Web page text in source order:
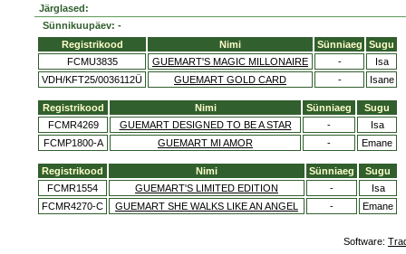
Järglased:
Sünnikuupäev: -
Registrikood
Nimi Sünniaeg
Sugu
FCMU3835
GUEMART'S MAGIC MILLONAIRE -
Isa
VDH/KFT25/0036112Ü
GUEMART GOLD CARD - Isane
Registrikood Nimi Sünniaeg
Sugu
FCMR4269
GUEMART DESIGNED TO BE A STAR -
Isa
FCMP1800-A
GUEMART MI AMOR - Emane
Registrikood Nimi Sünniaeg
Sugu
FCMR1554
GUEMART'S LIMITED EDITION -
Isa
FCMR4270-C
GUEMART SHE WALKS LIKE AN ANGEL - Emane
Software: